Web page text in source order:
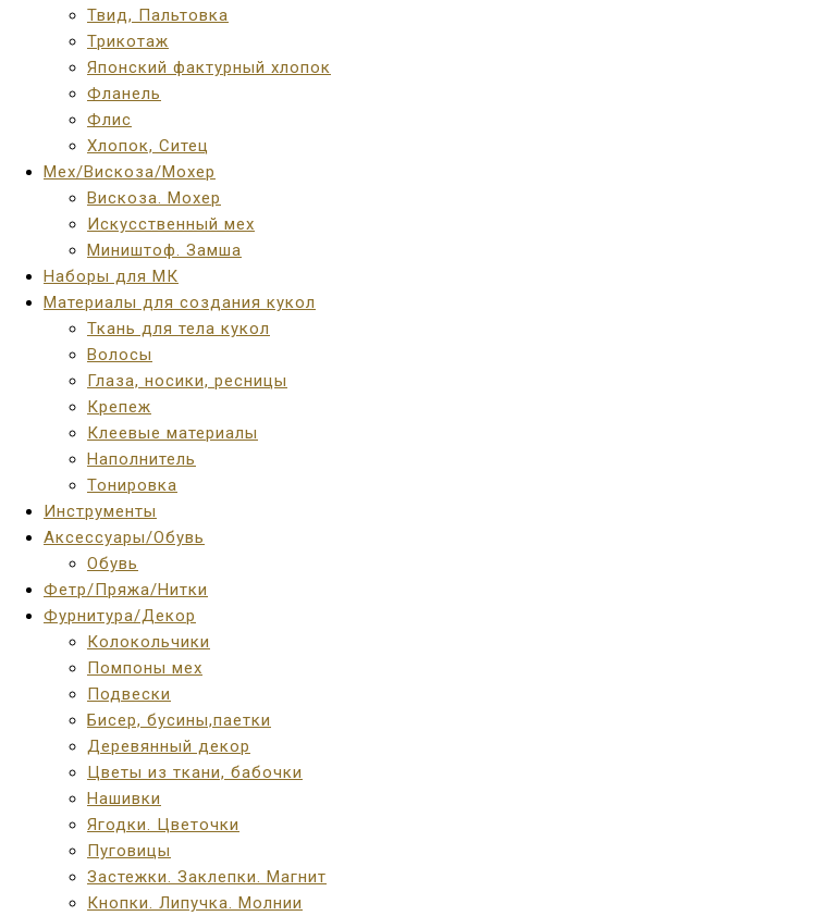
Твид, Пальтовка
Трикотаж
Японский фактурный хлопок
Фланель
Флис
Хлопок, Ситец
Мех/Вискоза/Мохер
Вискоза. Мохер
Искусственный мех
Миништоф. Замша
Наборы для МК
Материалы для создания кукол
Ткань для тела кукол
Волосы
Глаза, носики, ресницы
Крепеж
Клеевые материалы
Наполнитель
Тонировка
Инструменты
Аксессуары/Обувь
Обувь
Фетр/Пряжа/Нитки
Фурнитура/Декор
Колокольчики
Помпоны мех
Подвески
Бисер, бусины,паетки
Деревянный декор
Цветы из ткани, бабочки
Нашивки
Ягодки. Цветочки
Пуговицы
Застежки. Заклепки. Магнит
Кнопки. Липучка. Молнии